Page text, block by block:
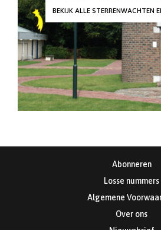
BEKIJK ALLE STERRENWACHTEN
Abonneren
Losse nummers
Algemene
Over ons